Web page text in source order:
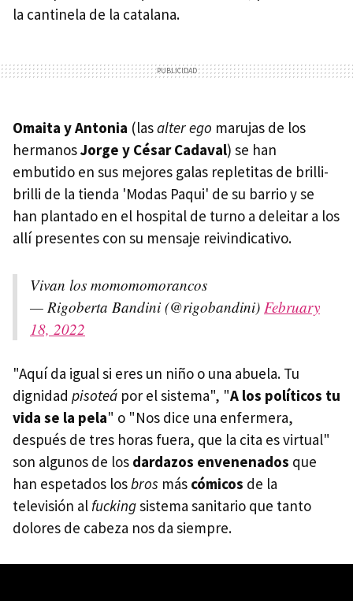
la cantinela de la catalana.
Omaita y Antonia (lasalter ego marujas de los
hermanosJorge y César Cadaval) se han
embutido en sus mejores galas repletitas de brilli-
brilli de la tienda 'Modas Paqui' de su barrio y se
han plantado en el hospital de turno a deleitar a los
allí presentes con su mensaje reivindicativo.
Vivan los momomomorancos
— Rigoberta Bandini (@rigobandini) February
18, 2022
"Aquí da igual si eres un niño o una abuela. Tu
dignidad pisoteá por el sistema", "A los políticos tu
vida se la pela" o "Nos dice una enfermera,
después de tres horas fuera, que la cita es virtual"
son algunos de los dardazos envenenados que
han espetados losbros más cómicos de la
televisión al fuckingsistema sanitario que tanto
dolores de cabeza nos da siempre.